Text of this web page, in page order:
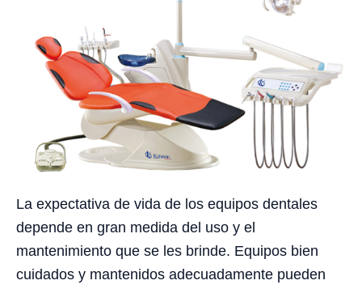
La expectativa de vida de los equipos dentales
depende en gran medida del uso y el
mantenimiento que se les brinde. Equipos bien
cuidados y mantenidos adecuadamente pueden